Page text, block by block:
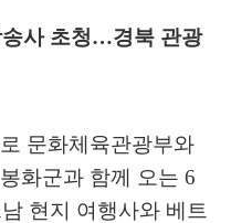
사 초청…경북 관광
문화체육관광부와
봉화군과 함께 오는 6
현지 여행사와 베트